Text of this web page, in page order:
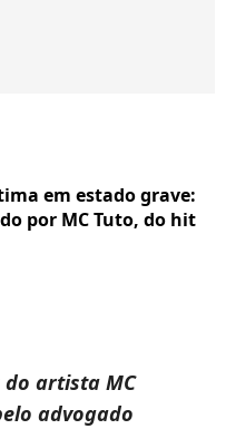
em estado grave:
por MC Tuto, do hit
artista MC
advogado